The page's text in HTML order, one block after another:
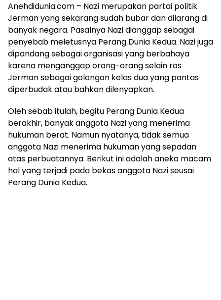
Anehdidunia.com – Nazi merupakan partai politik
Jerman yang sekarang sudah bubar dan dilarang di
banyak negara. Pasalnya Nazi dianggap sebagai
penyebab meletusnya Perang Dunia Kedua. Nazi juga
dipandang sebagai organisasi yang berbahaya
karena menganggap orang-orang selain ras
Jerman sebagai golongan kelas dua yang pantas
diperbudak atau bahkan dilenyapkan.
Oleh sebab itulah, begitu Perang Dunia Kedua
berakhir, banyak anggota Nazi yang menerima
hukuman berat. Namun nyatanya, tidak semua
anggota Nazi menerima hukuman yang sepadan
atas perbuatannya. Berikut ini adalah aneka macam
hal yang terjadi pada bekas anggota Nazi seusai
Perang Dunia Kedua.